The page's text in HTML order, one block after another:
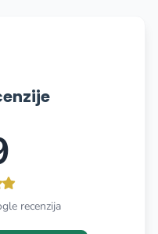
recenzija